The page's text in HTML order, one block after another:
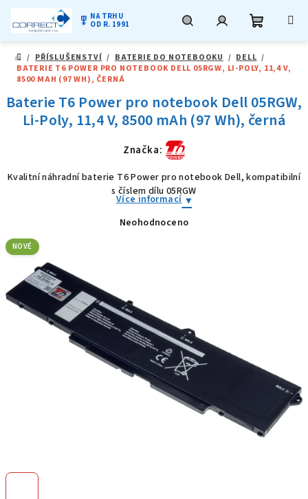
obsah
military_tech NA TRHU
OD R. 1991
DOMŮ
/ PŘÍSLUŠENSTVÍ / BATERIE DO NOTEBOOKU / DELL /
BATERIE T6 POWER PRO NOTEBOOK DELL 05RGW, LI-POLY, 11,4 V,
8500 MAH (97 WH), ČERNÁ
Baterie T6 Power pro notebook Dell 05RGW,
Li-Poly, 11,4 V, 8500 mAh (97 Wh), černá
Značka:
Kvalitní náhradní baterie T6 Power pro notebook Dell, kompatibilní
s číslem dílu 05RGW
Více informací
Průměrné
Neohodnoceno
NOVÉ